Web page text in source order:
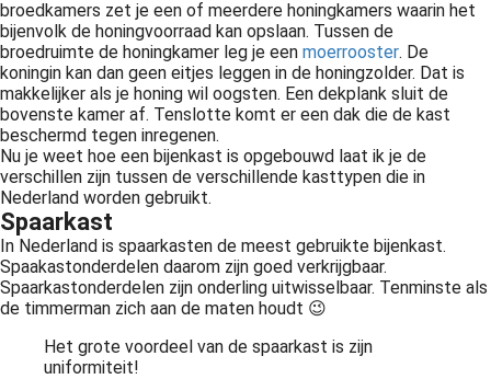
broedkamers zet je een of meerdere honingkamers waarin het
bijenvolk de honingvoorraad kan opslaan. Tussen de
broedruimte de honingkamer leg je een moerrooster. De
koningin kan dan geen eitjes leggen in de honingzolder. Dat is
makkelijker als je honing wil oogsten. Een dekplank sluit de
bovenste kamer af. Tenslotte komt er een dak die de kast
beschermd tegen inregenen.
Nu je weet hoe een bijenkast is opgebouwd laat ik je de
verschillen zijn tussen de verschillende kasttypen die in
Nederland worden gebruikt.
Spaarkast
In Nederland is spaarkasten de meest gebruikte bijenkast.
Spaakastonderdelen daarom zijn goed verkrijgbaar.
Spaarkastonderdelen zijn onderling uitwisselbaar. Tenminste als
de timmerman zich aan de maten houdt 😉
Het grote voordeel van de spaarkast is zijn
uniformiteit!